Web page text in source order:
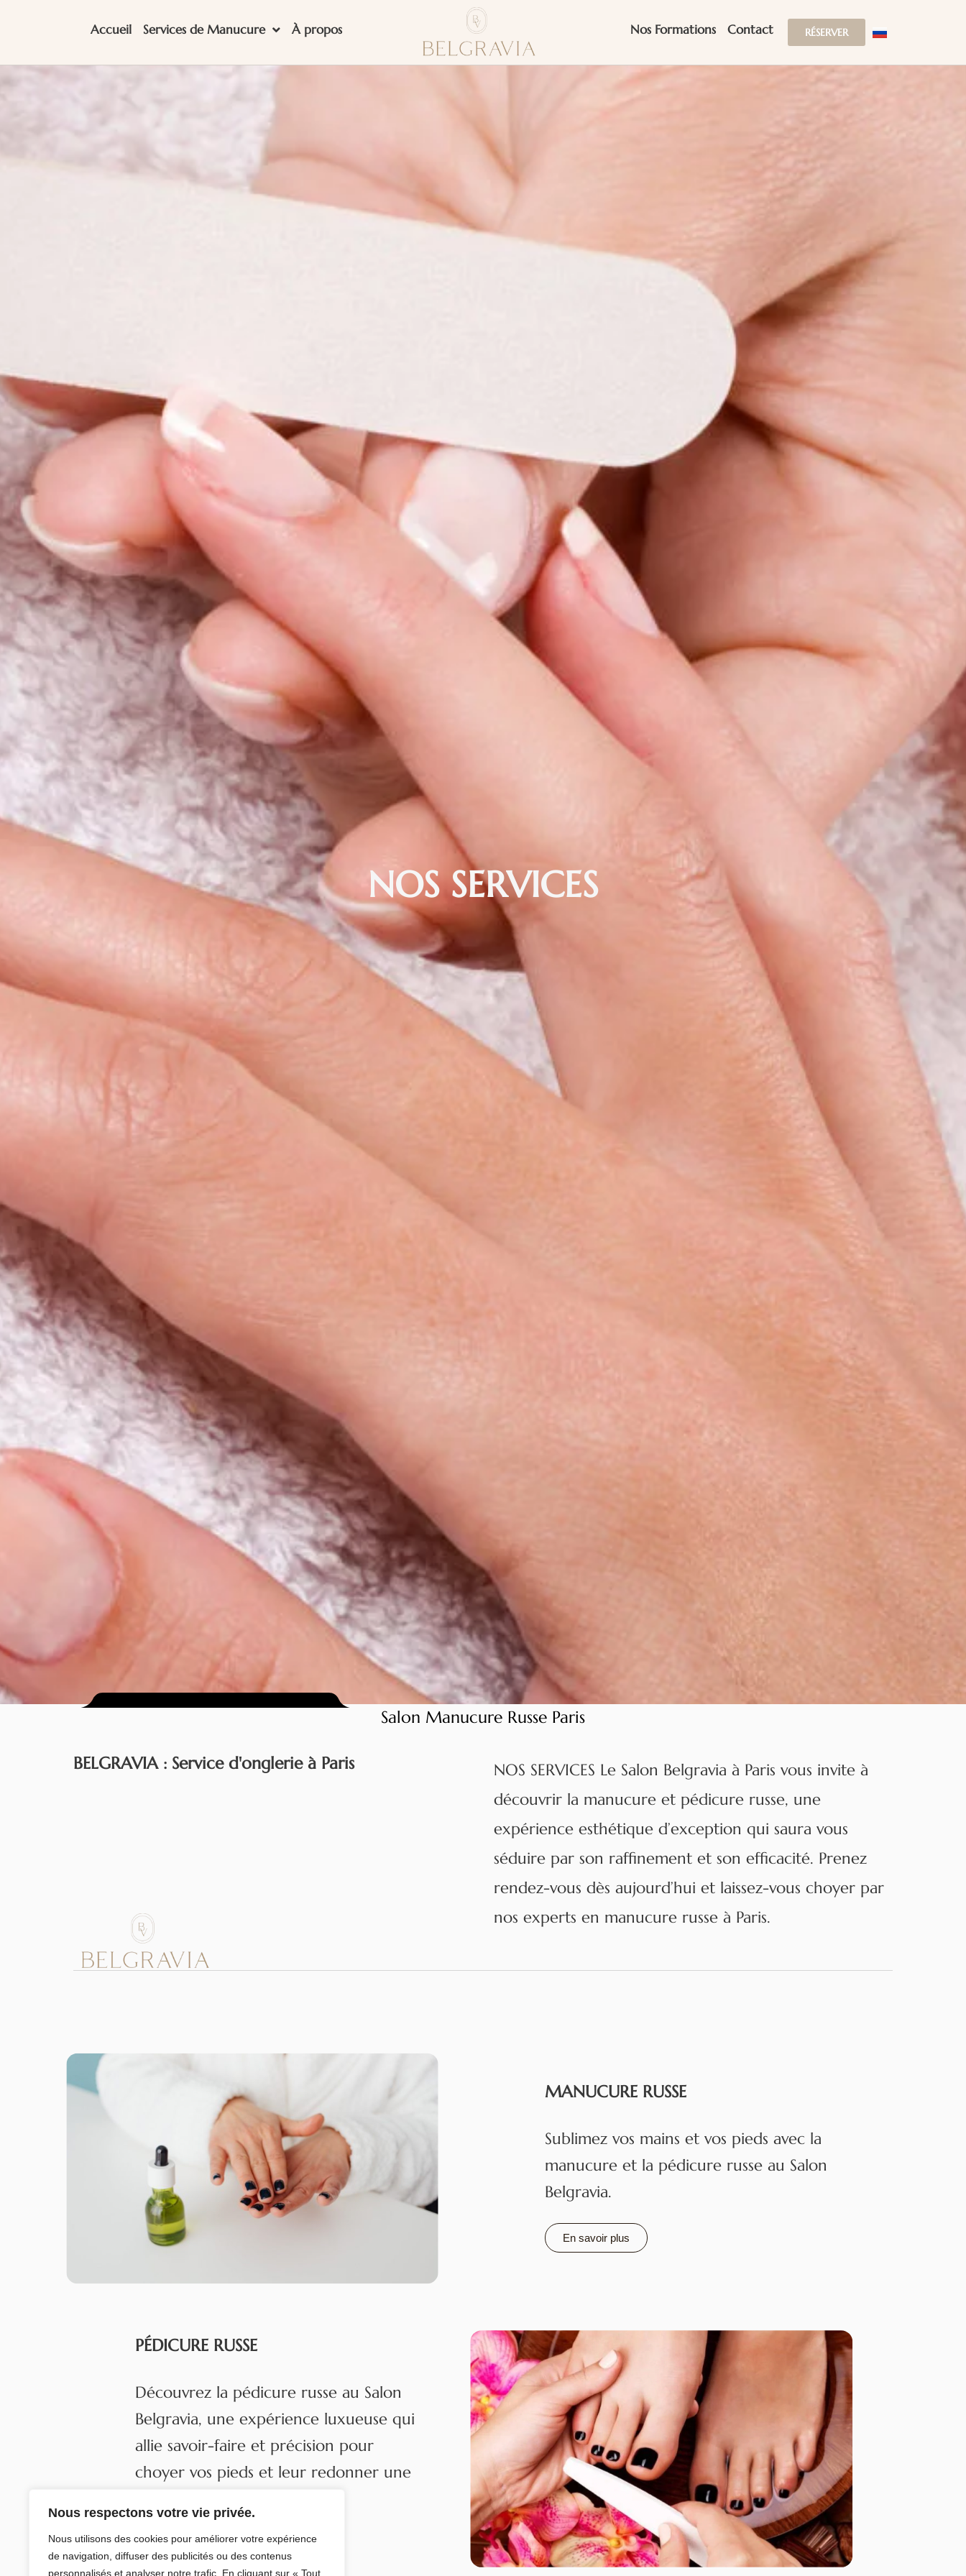
Nous respectons votre vie privée.
Nous utilisons des cookies pour améliorer votre expérience
de navigation, diffuser des publicités ou des contenus
personnalisés et analyser notre trafic. En cliquant sur « Tout
Accueil Services de Manucure À propos Nos Formations Contact RÉSERVER
NOS SERVICES
Salon Manucure Russe Paris
BELGRAVIA : Service d'onglerie à Paris
NOS SERVICES Le Salon Belgravia à Paris vous invite à
découvrir la manucure et pédicure russe, une
expérience esthétique d’exception qui saura vous
séduire par son raffinement et son efficacité. Prenez
rendez-vous dès aujourd’hui et laissez-vous choyer par
nos experts en manucure russe à Paris.
MANUCURE RUSSE
Sublimez vos mains et vos pieds avec la
manucure et la pédicure russe au Salon
Belgravia.
En savoir plus
PÉDICURE RUSSE
Découvrez la pédicure russe au Salon
Belgravia, une expérience luxueuse qui
allie savoir-faire et précision pour
choyer vos pieds et leur redonner une
En savoir plus